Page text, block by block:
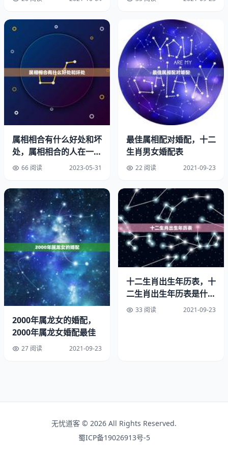
而合，富贵吉祥，万事易取胜，享福终身，别的属相次之。
忌配属马，兔，羊次之，避免富家，劫难并至，凶煞重重，
甚至骨肉，不得高兴。十二生肖婚姻配对表。
生肖婚姻配对姻缘－属牛人；宜配属鼠，蛇，鸡大吉，天作
良缘，家声大着振，财盛家宁，忌配属羊，马，狗次之，吉
凶各有甘苦共存，无进取心，里面多忧疑苦惨。
的吉凶各半，同心永结，北斗，家业终成，富贵荣华，苗
裔。忌配属猴，蛇次之，夫妻相克，或不和，愁苦不断，无
取胜之望，有破财之兆，空虚清高。
生肖婚姻配对姻缘－属兔人；宜配属羊，狗，猪，功业功
绩，风调雨顺，专利兴家。
忌配属龙，鼠，家庭难有吉祥，逆境之象，事业不成，意外
之致，历经磨难。
生肖婚姻配对姻缘－属龙人；宜配属鼠，猴，鸡大吉，绨结
良缘，勤俭发迹，日刡，富贵取胜，苗裔继世。忌配属狗，
避免柔顺终世，损坏别离，不得心安。
生肖婚姻配对姻缘－属蛇人；宜配属牛，鸡，大吉此中属相
相配为福禄鸳鸯，文武双全，功业垂成，足立宝地，名利双
相敬，紫气东来，福乐仁爱，家道昌隆。忌配属鼠，牛人次
之，中年运气尚可，病弱短寿，难望吉祥，凶兆，一生操
劳，配偶早丧，子女分头。
属相相合有什么好处和坏
处，属相相合的人在一起
很好吗
66 阅读 2023-05-31
最佳属相配对婚配，十二
生肖男女婚配表
22 阅读 2021-09-23
2000年属龙女的婚配，
2000年属龙女婚配最佳
27 阅读 2021-09-23
十二生肖出生年历表，十
二生肖出生年历表是什
么？33 阅读 2021-09-23
无忧道客 © 2026 All Rights Reserved.
蜀ICP备19026913号-5